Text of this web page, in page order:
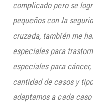
complicado pero se
pequeños con la
cruzada, también me
especiales para
especiales para
cantidad de casos y
adaptamos a cada